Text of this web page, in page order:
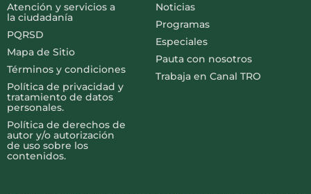
Atención y servicios a
la ciudadanía
PQRSD
Mapa de Sitio
Términos y condiciones
Política de privacidad y
tratamiento de datos
personales.
Política de derechos de
autor y/o autorización
de uso sobre los
contenidos.
Noticias
Programas
Especiales
Pauta con nosotros
Trabaja en Canal TRO